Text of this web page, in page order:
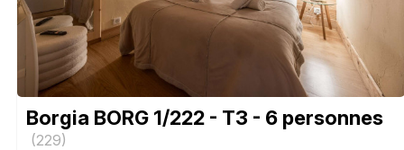
Borgia BORG 1/222 - T3 - 6 personnes
(229)